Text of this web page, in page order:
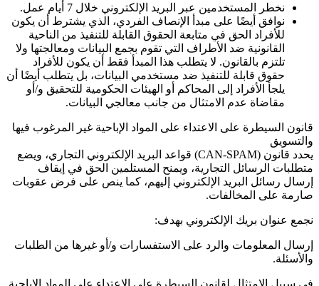
نخطر المستخدمين عبر البريد الإلكتروني خلال 7 أيام عمل.
نوافق أيضًا على مبدأ الإنصاف الفردي، الذي يشترط أن يكون
للأفراد الحق في متابعة الحقوق القابلة للتنفيذ من الناحية
القانونية ضد الأطراف التي تقوم بجمع البيانات ومعالجتها ولا
تلتزم بالقانون. لا يتطلب هذا المبدأ فقط أن يكون للأفراد
حقوق قابلة للتنفيذ ضد مستخدمي البيانات، بل يتطلب أيضًا أن
يلجأ الأفراد إلى المحاكم أو الهيئات الحكومية للتحقيق و/أو
مقاضاة عدم الامتثال من جانب معالجي البيانات.
قانون السيطرة على الاعتداء على المواد الإباحية غير المرغوب فيها
والتسويق
يحدد قانون (CAN-SPAM) قواعد البريد الإلكتروني التجاري، ويضع
متطلبات الرسائل التجارية، ويمنح المستلمين الحق في إيقاف
إرسال رسائل البريد الإلكتروني إليهم، كما ينص على فرض عقوبات
صارمة على المخالفات.
نجمع عنوان بريك الإلكتروني بهدف:
إرسال المعلومات والرد على الاستفسارات و/أو غيرها من الطلبات
والأسئلة.
في سبيل الامتثال لقانون السيطرة على الاعتداء على المواد الإباحية